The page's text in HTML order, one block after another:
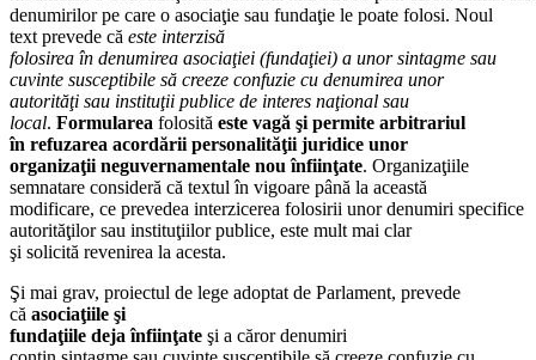
denumirilor pe care o asociaţie sau fundaţie le poate folosi. Noul
text prevede că este interzisă
folosirea în denumirea asociaţiei (fundaţiei) a unor sintagme sau
cuvinte susceptibile să creeze confuzie cu denumirea unor
autorităţi sau instituţii publice de interes naţional sau
local. Formularea folosită este vagă şi permite arbitrariul
în refuzarea acordării personalităţii juridice unor
organizaţii neguvernamentale nou înfiinţate. Organizaţiile
semnatare consideră că textul în vigoare până la această
modificare, ce prevedea interzicerea folosirii unor denumiri specifice
autorităţilor sau instituţiilor publice, este mult mai clar
şi solicită revenirea la acesta.
Şi mai grav, proiectul de lege adoptat de Parlament, prevede
că asociaţiile şi
fundaţiile deja înfiinţate şi a căror denumiri